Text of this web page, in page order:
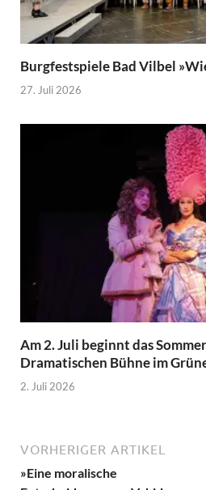
Burgfestspiele Bad Vilbel
27. Juli 2026
Am 2. Juli beginnt das
Dramatischen Bühne im
2. Juli 2026
VORHERIGER ARTIKEL
»Eine moralische